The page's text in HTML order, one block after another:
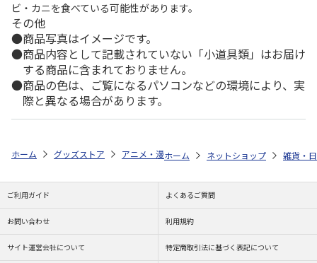
ビ・カニを食べている可能性があります。
その他
商品写真はイメージです。
商品内容として記載されていない「小道具類」はお届け
する商品に含まれておりません。
商品の色は、ご覧になるパソコンなどの環境により、実
際と異なる場合があります。
ホーム グッズストア アニメ・漫画 負けヒロインが多すぎる！
ホーム ネットショップ 雑貨・
ご利用ガイド よくあるご質問
お問い合わせ 利用規約
サイト運営会社について 特定商取引法に基づく表記について